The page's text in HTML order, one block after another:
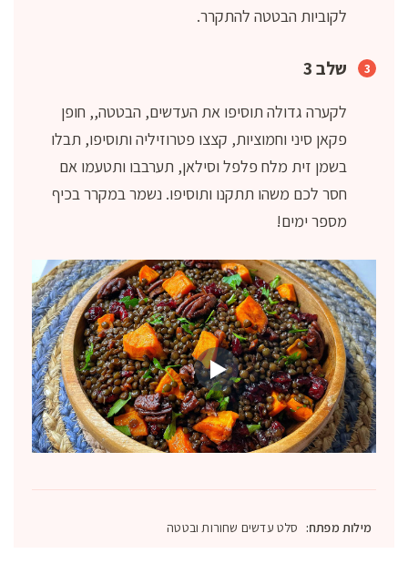
לקוביות הבטטה להתקרר.
שלב 3
לקערה גדולה תוסיפו את העדשים, הבטטה,, חופן
פקאן סיני וחמוציות, קצצו פטרוזיליה ותוסיפו, תבלו
בשמן זית מלח פלפל וסילאן, תערבבו ותטעמו אם
חסר לכם משהו תתקנו ותוסיפו. נשמר במקרר בכיף
מספר ימים!
מילות מפתח: סלט עדשים שחורות ובטטה